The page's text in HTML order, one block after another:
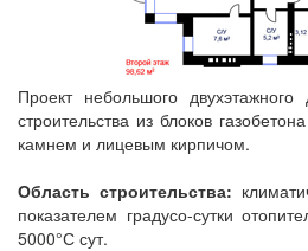
Проект небольшого
строительства из блоков
камнем и лицевым кирпичом.
Область строительства:
показателем градусо-сутки
5000°С сут.